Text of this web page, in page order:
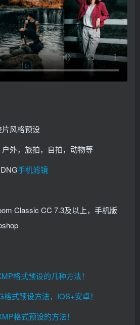
风格预设
外，旅拍，自拍，动物等
手机滤镜
Classic CC 7.3及以上，手机版
格式预设的几种方法！
式预设方法，IOS+安卓！
格式预设的方法！